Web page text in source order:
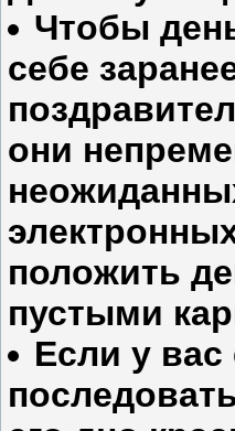
Чтобы
себе
они
положить
пустыми
Если у